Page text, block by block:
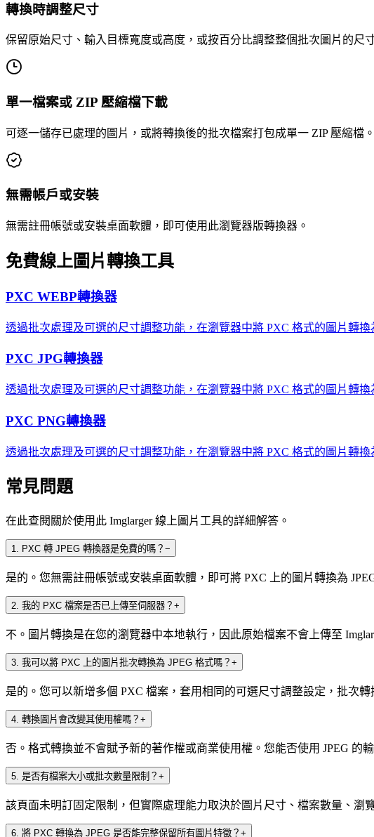
轉換時調整尺寸
保留原始尺寸、輸入目標寬度或高度，或按百分比調整整個批次圖片的尺
單一檔案或 ZIP 壓縮檔下載
可逐一儲存已處理的圖片，或將轉換後的批次檔案打包成單一 ZIP 壓縮檔。
無需帳戶或安裝
無需註冊帳號或安裝桌面軟體，即可使用此瀏覽器版轉換器。
免費線上圖片轉換工具
PXC WEBP轉換器
透過批次處理及可選的尺寸調整功能，在瀏覽器中將 PXC 格式的圖片轉換
PXC JPG轉換器
透過批次處理及可選的尺寸調整功能，在瀏覽器中將 PXC 格式的圖片轉換
PXC PNG轉換器
透過批次處理及可選的尺寸調整功能，在瀏覽器中將 PXC 格式的圖片轉換
常見問題
在此查閱關於使用此 Imglarger 線上圖片工具的詳細解答。
1. PXC 轉 JPEG 轉換器是免費的嗎？ −
是的。您無需註冊帳號或安裝桌面軟體，即可將 PXC 上的圖片轉換為
2. 我的 PXC 檔案是否已上傳至伺服器？ +
不。圖片轉換是在您的瀏覽器中本地執行，因此原始檔案不會上傳至
3. 我可以將 PXC 上的圖片批次轉換為 JPEG 格式嗎？ +
是的。您可以新增多個 PXC 檔案，套用相同的可選尺寸調整設定，批次
4. 轉換圖片會改變其使用權嗎？ +
否。格式轉換並不會賦予新的著作權或商業使用權。您能否使用 JPEG 的
5. 是否有檔案大小或批次數量限制？ +
該頁面未明訂固定限制，但實際處理能力取決於圖片尺寸、檔案數量、瀏
6. 將 PXC 轉換為 JPEG 是否能完整保留所有圖片特徵？ +